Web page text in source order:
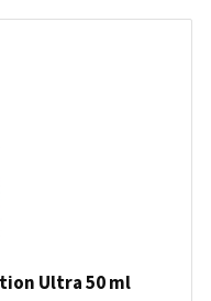
Ultra 50 ml